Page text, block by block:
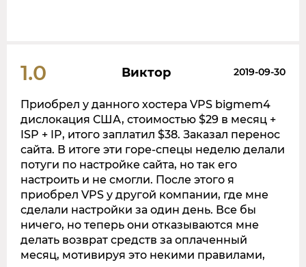
1.0 Виктор 2019-09-30
Приобрел у данного хостера VPS bigmem4
дислокация США, стоимостью $29 в месяц +
ISP + IP, итого заплатил $38. Заказал перенос
сайта. В итоге эти горе-спецы неделю делали
потуги по настройке сайта, но так его
настроить и не смогли. После этого я
приобрел VPS у другой компании, где мне
сделали настройки за один день. Все бы
ничего, но теперь они отказываются мне
делать возврат средств за оплаченный
месяц, мотивируя это некими правилами,